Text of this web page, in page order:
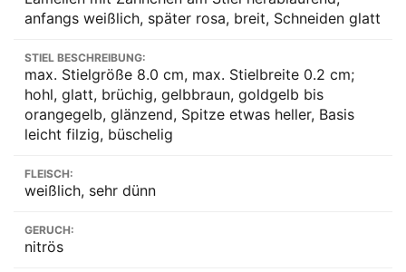
anfangs weißlich, später rosa, breit, Schneiden glatt
STIEL BESCHREIBUNG:
max. Stielgröße 8.0 cm, max. Stielbreite 0.2 cm;
hohl, glatt, brüchig, gelbbraun, goldgelb bis
orangegelb, glänzend, Spitze etwas heller, Basis
leicht filzig, büschelig
FLEISCH:
weißlich, sehr dünn
GERUCH:
nitrös